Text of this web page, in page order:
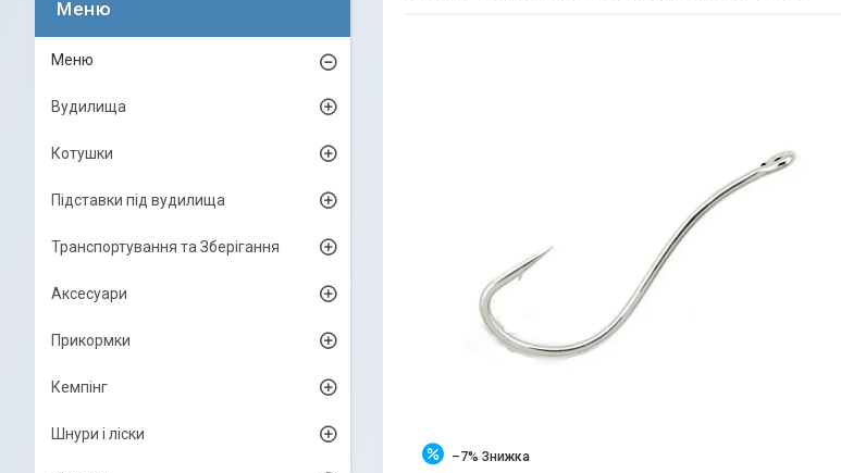
–7%
Меню
Вудилища
Котушки
Підставки під вудилища
Транспортування та Зберігання
Аксесуари
Прикормки
Кемпінг
Шнури і ліски